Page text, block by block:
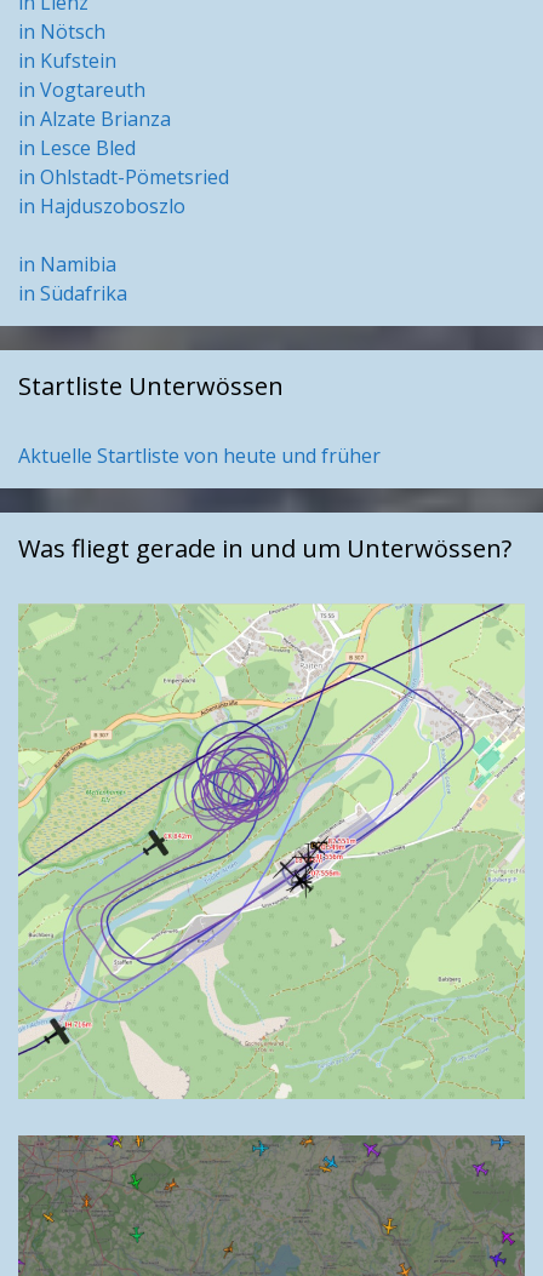
in Nötsch
in Kufstein
in Vogtareuth
in Alzate Brianza
in Lesce Bled
in Ohlstadt-Pömetsried
in Hajduszoboszlo
in Namibia
in Südafrika
Startliste Unterwössen
Aktuelle Startliste von heute und früher
Was fliegt gerade in und um Unterwössen?